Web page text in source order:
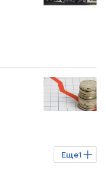
Еще1